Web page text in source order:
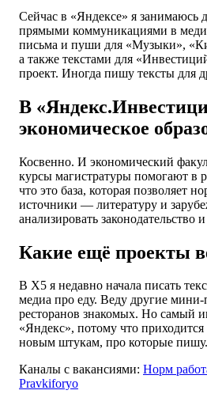
Сейчас в «Яндексе» я занимаюсь
прямыми коммуникациями в
письма и пуши для «Музыки»,
а также текстами для
проект. Иногда пишу тексты для
В
экономическое
Косвенно. И экономический
курсы магистратуры помогают в
что это база, которая позволяет
источники — литературу и
анализировать законодательство
Какие ещё проекты
В X5 я недавно начала писать
медиа про еду. Веду другие
ресторанов знакомых. Но самый
«Яндекс», потому что приходится
новым штукам, про которые пишу.
Каналы с вакансиями: Норм
Pravkiforyo